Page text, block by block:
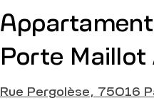
Porte
Rue Pergolèse, 75016